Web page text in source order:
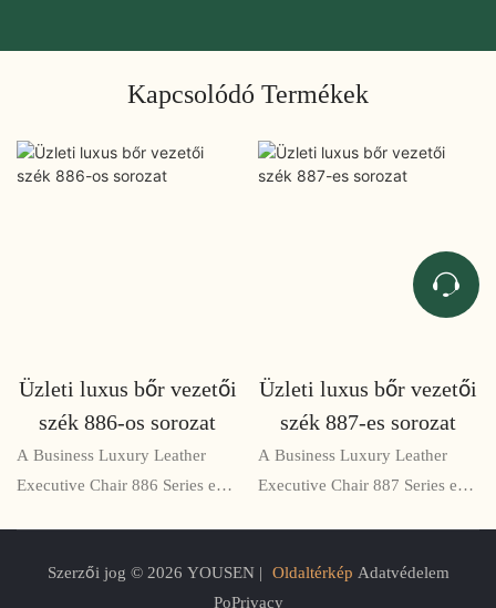
Kapcsolódó Termékek
Üzleti luxus bőr vezetői
szék 886-os sorozat
A Business Luxury Leather
Executive Chair 886 Series egy
számára. Pazar
Üzleti luxus bőr vezetői
szék 887-es sorozat
A Business Luxury Leather
Executive Chair 887 Series egy
számára terveztek. Rugalmas
Szerzői jog © 2026 YOUSEN | Oldaltérkép Adatvédelem
PoPrivacy